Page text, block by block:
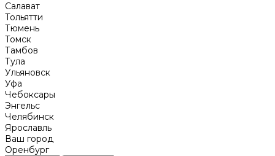
Салават
Тольятти
Тюмень
Томск
Тамбов
Тула
Ульяновск
Уфа
Чебоксары
Энгельс
Челябинск
Ярославль
Ваш город
Оренбург